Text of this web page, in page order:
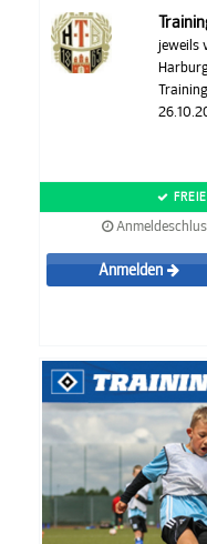
jeweils
Anmelden